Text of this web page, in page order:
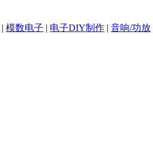
| 模数电子 | 电子DIY制作 | 音响/功放